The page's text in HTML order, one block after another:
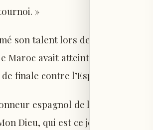
»
son talent lors des grands
Maroc avait atteint pour la
finale contre l’Espagne.
espagnol de l’époque,
Dieu, qui est ce joueur ? Le